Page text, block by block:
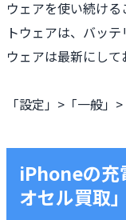
ウェアを使い続け
トウェアは、バッ
ウェアは最新にして
「設定」>「一般」
iPhoneの充
オセル買取